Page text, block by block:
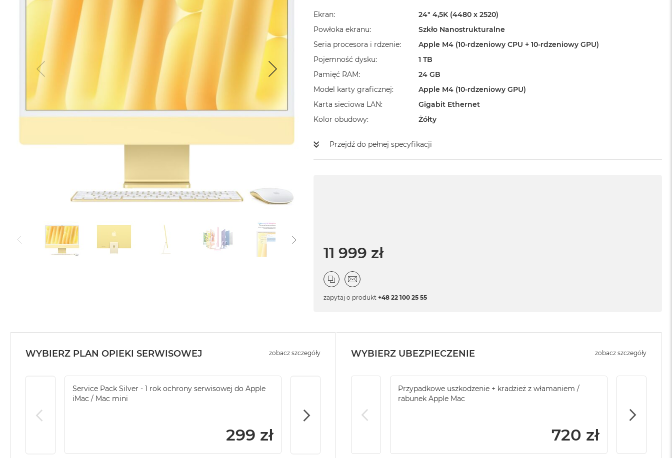
Ekran
24" 4,5K (4480 x 2520)
Powłoka ekranu
Szkło Nanostrukturalne
Seria procesora i rdzenie
Apple M4 (10-rdzeniowy CPU + 10-rdzeniowy GPU)
Pojemność dysku
1 TB
Pamięć RAM
24 GB
Model karty graficznej
Apple M4 (10-rdzeniowy GPU)
Karta sieciowa LAN
Gigabit Ethernet
Kolor obudowy
Żółty
Przejdź do pełnej specyfikacji
11 999 zł
zapytaj o produkt +48 22 100 25 55
WYBIERZ PLAN OPIEKI SERWISOWEJ
Service Pack Silver - 1 rok ochrony serwisowej do Apple
iMac / Mac mini
299 zł
Service Pack Gold - 2 lata ochrony serwisowej do Apple
Service Pack Platinum - 3 lata ochrony
zobacz szczegóły WYBIERZ UBEZPIECZENIE
Przypadkowe uszkodzenie + kradzież z włamaniem /
rabunek Apple Mac
720 zł
zobacz szczegóły